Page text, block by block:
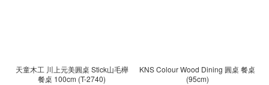
天童木工 川上元美圓桌 Stick山毛櫸
餐桌 100cm (T-2740)
KNS Colour Wood Dining 圓桌 餐桌
(95cm)